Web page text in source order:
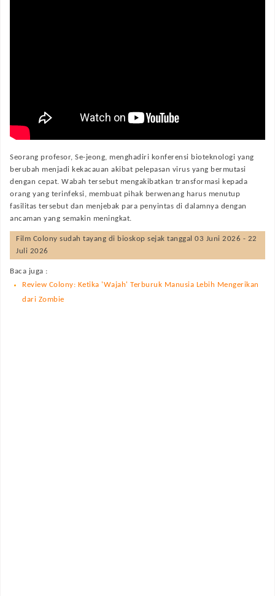
Seorang profesor, Se-jeong, menghadiri konferensi bioteknologi yang
berubah menjadi kekacauan akibat pelepasan virus yang bermutasi
dengan cepat. Wabah tersebut mengakibatkan transformasi kepada
orang yang terinfeksi, membuat pihak berwenang harus menutup
fasilitas tersebut dan menjebak para penyintas di dalamnya dengan
ancaman yang semakin meningkat.
Film Colony sudah tayang di bioskop sejak tanggal 03 Juni 2026 - 22
Juli 2026
Baca juga :
Review Colony: Ketika 'Wajah' Terburuk Manusia Lebih Mengerikan
dari Zombie